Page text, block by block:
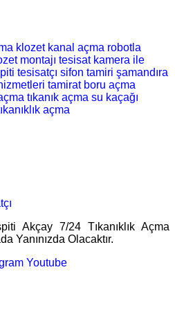
klozet kanal açma robotla
montajı tesisat kamera ile
tesisatçı sifon tamiri şamandıra
tamirat boru açma
tıkanık açma su kaçağı
açma
Akçay 7/24 Tıkanıklık Açma
Yanınızda Olacaktır.
Youtube